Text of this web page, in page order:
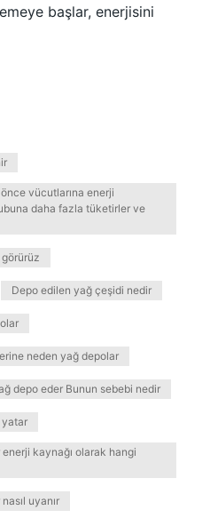
başlar, enerjisini
vücutlarına enerji
daha fazla tüketirler ve
görürüz
Depo edilen yağ çeşidi nedir
neden yağ depolar
depo eder Bunun sebebi nedir
yatar
kaynağı olarak hangi
uyanır